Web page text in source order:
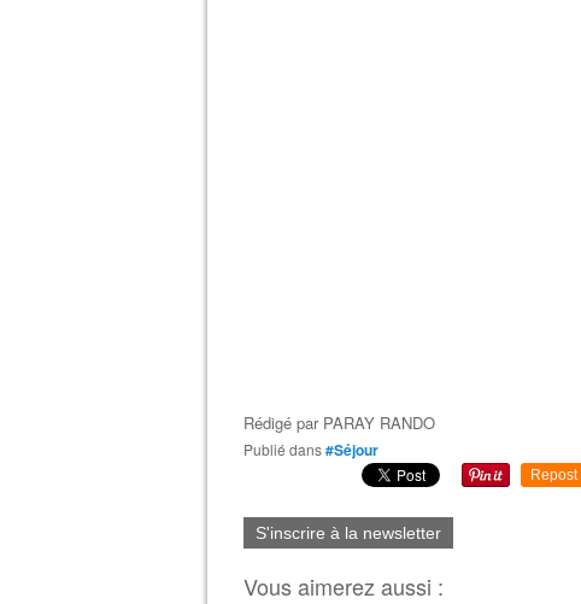
Rédigé par PARAY RANDO
Publié dans#Séjour
Repost
S'inscrire à la newsletter
Vous aimerez aussi :